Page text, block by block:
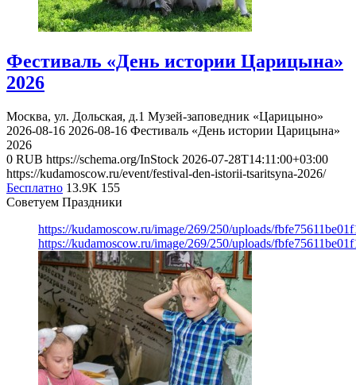
Фестиваль «День истории Царицына»
2026
Москва, ул. Дольская, д.1 Музей-заповедник «Царицыно»
2026-08-16 2026-08-16 Фестиваль «День истории Царицына»
2026
0 RUB https://schema.org/InStock 2026-07-28T14:11:00+03:00
https://kudamoscow.ru/event/festival-den-istorii-tsaritsyna-2026/
Бесплатно 13.9K 155
Советуем Праздники
https://kudamoscow.ru/image/269/250/uploads/
https://kudamoscow.ru/image/269/250/uploads/